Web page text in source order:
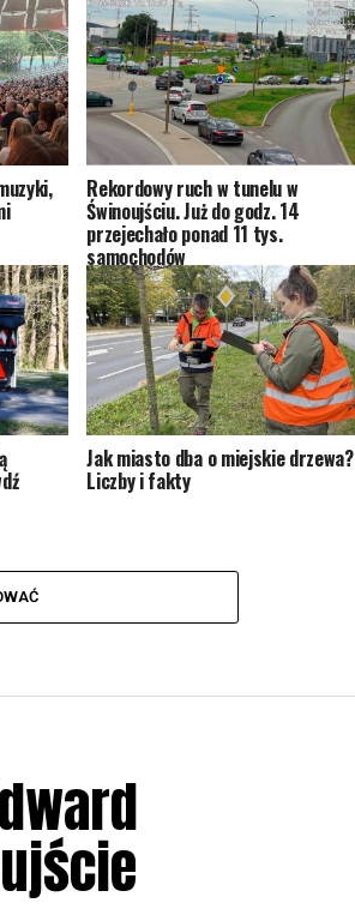
Rekordowy ruch w tunelu w
Świnoujściu. Już do godz. 14
przejechało ponad 11 tys.
samochodów
Jak miasto dba o miejskie drzewa?
Liczby i fakty